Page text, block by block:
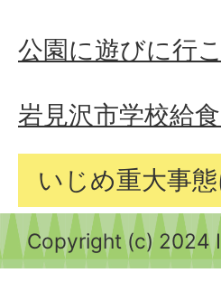
公園に遊びに行
岩見沢市学校給
いじめ重大事
Copyright (c) 2024